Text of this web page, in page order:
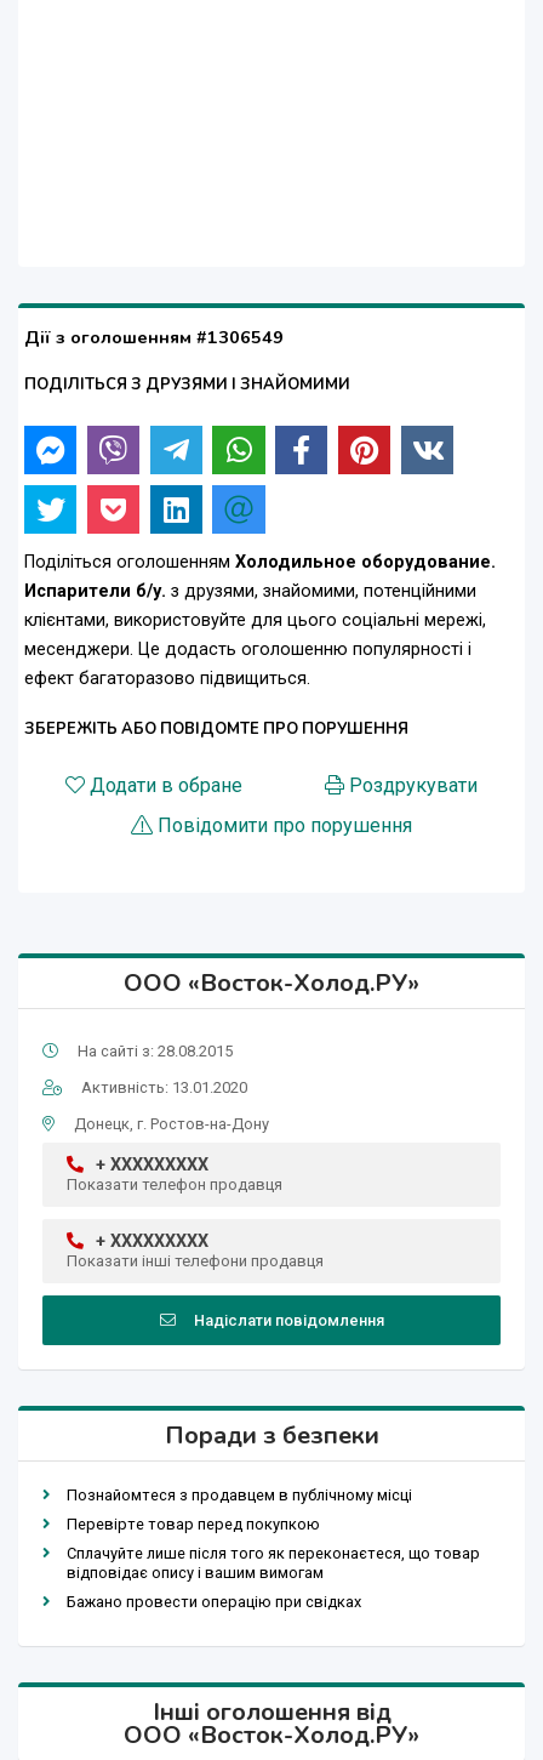
Дії з оголошенням #1306549
ПОДІЛІТЬСЯ З ДРУЗЯМИ І ЗНАЙОМИМИ
Поділіться оголошенням Холодильное оборудование.
Испарители б/у. з друзями, знайомими, потенційними
клієнтами, використовуйте для цього соціальні мережі,
месенджери. Це додасть оголошенню популярності і
ефект багаторазово підвищиться.
ЗБЕРЕЖІТЬ АБО ПОВІДОМТЕ ПРО ПОРУШЕННЯ
Додати в обране
Роздрукувати
Повідомити про порушення
ООО «Восток-Холод.РУ»
На сайті з: 28.08.2015
Активність: 13.01.2020
Донецк, г. Ростов-на-Дону
+ XXXXXXXXX
Показати телефон продавця
+ XXXXXXXXX
Показати інші телефони продавця
Надіслати повідомлення
Поради з безпеки
Познайомтеся з продавцем в публічному місці
Перевірте товар перед покупкою
Сплачуйте лише після того як переконаєтеся, що товар
відповідає опису і вашим вимогам
Бажано провести операцію при свідках
Інші оголошення від
ООО «Восток-Холод.РУ»